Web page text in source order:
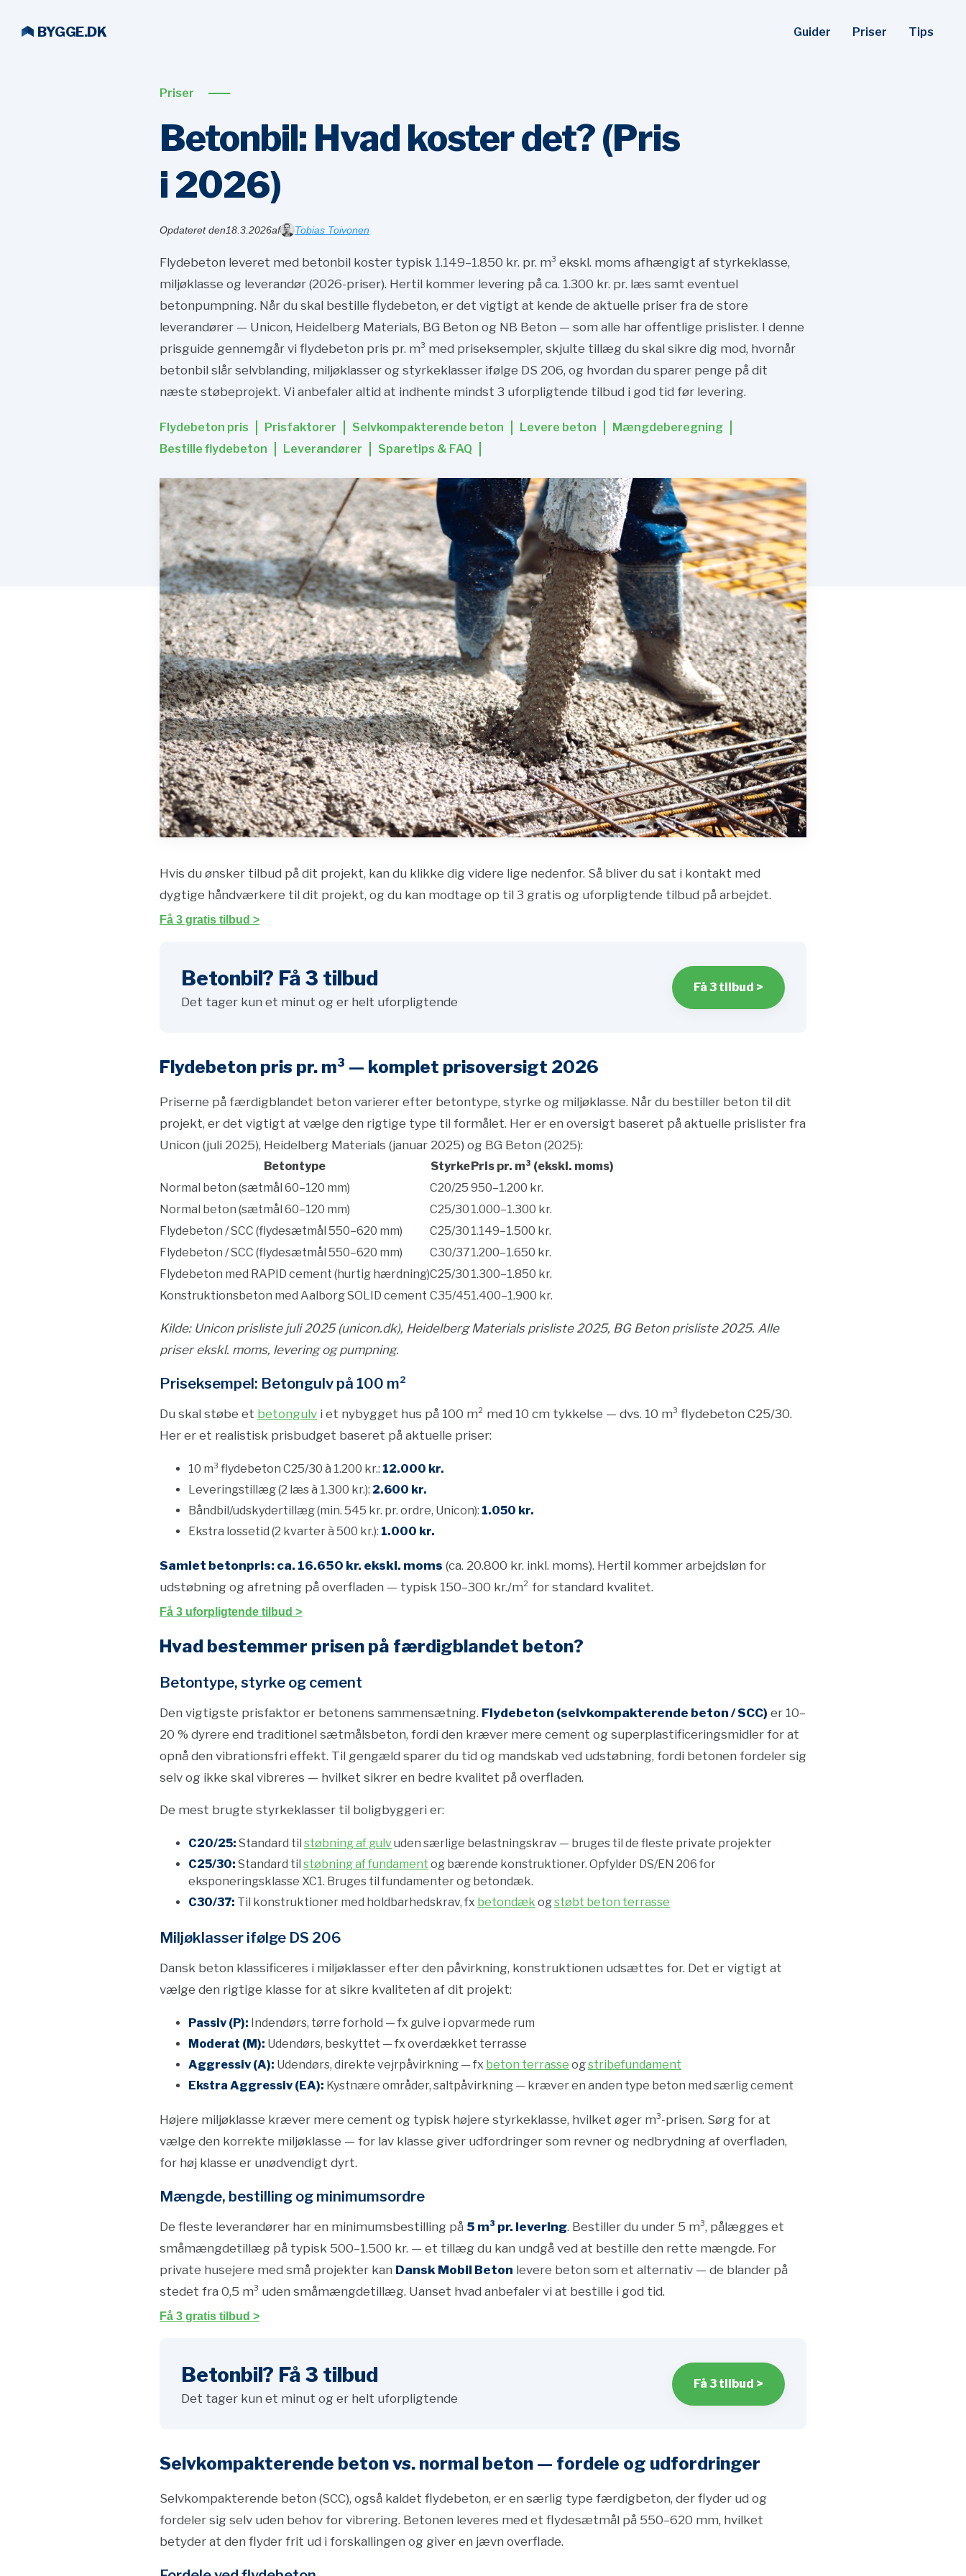
BYGGE.DK Guider Priser Tips
Priser
Betonbil: Hvad koster det? (Pris
i 2026)
Opdateret den18.3.2026af Tobias Toivonen
Flydebeton leveret med betonbil koster typisk 1.149–1.850 kr. pr. m³ ekskl. moms afhængigt af styrkeklasse,
miljøklasse og leverandør (2026-priser). Hertil kommer levering på ca. 1.300 kr. pr. læs samt eventuel
betonpumpning. Når du skal bestille flydebeton, er det vigtigt at kende de aktuelle priser fra de store
leverandører — Unicon, Heidelberg Materials, BG Beton og NB Beton — som alle har offentlige prislister. I denne
prisguide gennemgår vi flydebeton pris pr. m³ med priseksempler, skjulte tillæg du skal sikre dig mod, hvornår
betonbil slår selvblanding, miljøklasser og styrkeklasser ifølge DS 206, og hvordan du sparer penge på dit
næste støbeprojekt. Vi anbefaler altid at indhente mindst 3 uforpligtende tilbud i god tid før levering.
Flydebeton pris Prisfaktorer Selvkompakterende beton Levere beton
Mængdeberegning
Bestille flydebeton
Leverandører Sparetips & FAQ
Hvis du ønsker tilbud på dit projekt, kan du klikke dig videre lige nedenfor. Så bliver du sat i kontakt med
dygtige håndværkere til dit projekt, og du kan modtage op til 3 gratis og uforpligtende tilbud på arbejdet.
Få 3 gratis tilbud >
Betonbil? Få 3 tilbud
Det tager kun et minut og er helt uforpligtende
Få 3 tilbud >
Flydebeton pris pr. m³ — komplet prisoversigt 2026
Priserne på færdigblandet beton varierer efter betontype, styrke og miljøklasse. Når du bestiller beton til dit
projekt, er det vigtigt at vælge den rigtige type til formålet. Her er en oversigt baseret på aktuelle prislister fra
Unicon (juli 2025), Heidelberg Materials (januar 2025) og BG Beton (2025):
Betontype StyrkePris pr. m³ (ekskl. moms)
Normal beton (sætmål 60–120 mm)
C20/25 950–1.200 kr.
Normal beton (sætmål 60–120 mm)
C25/30 1.000–1.300 kr.
Flydebeton / SCC (flydesætmål 550–620 mm)
C25/30 1.149–1.500 kr.
Flydebeton / SCC (flydesætmål 550–620 mm)
C30/371.200–1.650 kr.
Flydebeton med RAPID cement (hurtig hærdning)C25/30 1.300–1.850 kr.
Konstruktionsbeton med Aalborg SOLID cement C35/451.400–1.900 kr.
Kilde: Unicon prisliste juli 2025 (unicon.dk), Heidelberg Materials prisliste 2025, BG Beton prisliste 2025. Alle
priser ekskl. moms, levering og pumpning.
Priseksempel: Betongulv på 100 m²
Du skal støbe et betongulv i et nybygget hus på 100 m² med 10 cm tykkelse — dvs. 10 m³ flydebeton C25/30.
Her er et realistisk prisbudget baseret på aktuelle priser:
10 m³ flydebeton C25/30 à 1.200 kr.: 12.000 kr.
Leveringstillæg (2 læs à 1.300 kr.): 2.600 kr.
Båndbil/udskydertillæg (min. 545 kr. pr. ordre, Unicon): 1.050 kr.
Ekstra lossetid (2 kvarter à 500 kr.): 1.000 kr.
Samlet betonpris: ca. 16.650 kr. ekskl. moms (ca. 20.800 kr. inkl. moms). Hertil kommer arbejdsløn for
udstøbning og afretning på overfladen — typisk 150–300 kr./m² for standard kvalitet.
Få 3 uforpligtende tilbud >
Hvad bestemmer prisen på færdigblandet beton?
Betontype, styrke og cement
Den vigtigste prisfaktor er betonens sammensætning. Flydebeton (selvkompakterende beton / SCC) er 10–
20 % dyrere end traditionel sætmålsbeton, fordi den kræver mere cement og superplastificeringsmidler for at
opnå den vibrationsfri effekt. Til gengæld sparer du tid og mandskab ved udstøbning, fordi betonen fordeler sig
selv og ikke skal vibreres — hvilket sikrer en bedre kvalitet på overfladen.
De mest brugte styrkeklasser til boligbyggeri er:
C20/25: Standard til støbning af gulvuden særlige belastningskrav — bruges til de fleste private projekter
C25/30: Standard til støbning af fundament og bærende konstruktioner. Opfylder DS/EN 206 for
eksponeringsklasse XC1. Bruges til fundamenter og betondæk.
C30/37: Til konstruktioner med holdbarhedskrav, fx betondæk ogstøbt beton terrasse
Miljøklasser ifølge DS 206
Dansk beton klassificeres i miljøklasser efter den påvirkning, konstruktionen udsættes for. Det er vigtigt at
vælge den rigtige klasse for at sikre kvaliteten af dit projekt:
Passiv (P): Indendørs, tørre forhold — fx gulve i opvarmede rum
Moderat (M): Udendørs, beskyttet — fx overdækket terrasse
Aggressiv (A): Udendørs, direkte vejrpåvirkning — fx beton terrasse ogstribefundament
Ekstra Aggressiv (EA): Kystnære områder, saltpåvirkning — kræver en anden type beton med særlig cement
Højere miljøklasse kræver mere cement og typisk højere styrkeklasse, hvilket øger m³-prisen. Sørg for at
vælge den korrekte miljøklasse — for lav klasse giver udfordringer som revner og nedbrydning af overfladen,
for høj klasse er unødvendigt dyrt.
Mængde, bestilling og minimumsordre
De fleste leverandører har en minimumsbestilling på 5 m³ pr. levering. Bestiller du under 5 m³, pålægges et
småmængdetillæg på typisk 500–1.500 kr. — et tillæg du kan undgå ved at bestille den rette mængde. For
private husejere med små projekter kan Dansk Mobil Beton levere beton som et alternativ — de blander på
stedet fra 0,5 m³ uden småmængdetillæg. Uanset hvad anbefaler vi at bestille i god tid.
Få 3 gratis tilbud >
Betonbil? Få 3 tilbud
Det tager kun et minut og er helt uforpligtende
Få 3 tilbud >
Selvkompakterende beton vs. normal beton — fordele og udfordringer
Selvkompakterende beton (SCC), også kaldet flydebeton, er en særlig type færdigbeton, der flyder ud og
fordeler sig selv uden behov for vibrering. Betonen leveres med et flydesætmål på 550–620 mm, hvilket
betyder at den flyder frit ud i forskallingen og giver en jævn overflade.